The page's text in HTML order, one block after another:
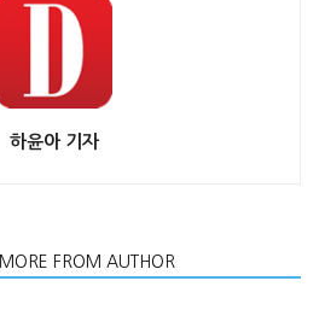
하윤아 기자
MORE FROM AUTHOR